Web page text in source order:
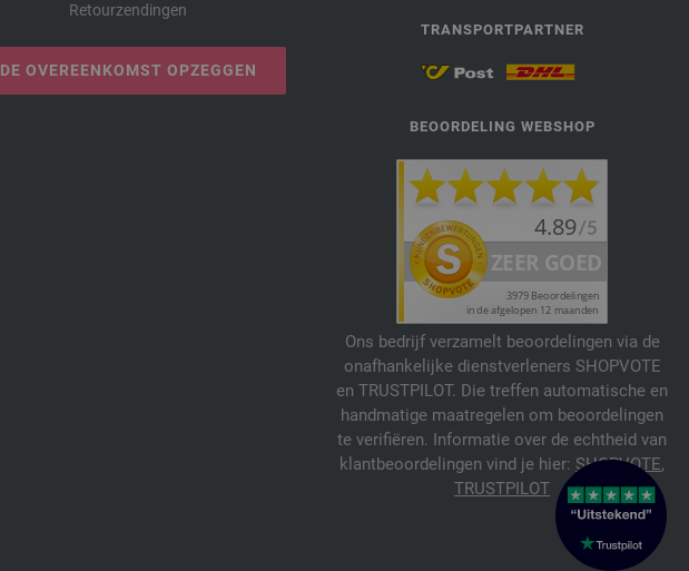
Retourzendingen
DE OVEREENKOMST OPZEGGEN
TRANSPORTPARTNER
BEOORDELING WEBSHOP
Ons bedrijf verzamelt beoordelingen via de
onafhankelijke dienstverleners SHOPVOTE
en TRUSTPILOT. Die treffen automatische en
handmatige maatregelen om beoordelingen
te verifiëren. Informatie over de echtheid van
klantbeoordelingen vind je hier: SHOPVOTE,
TRUSTPILOT